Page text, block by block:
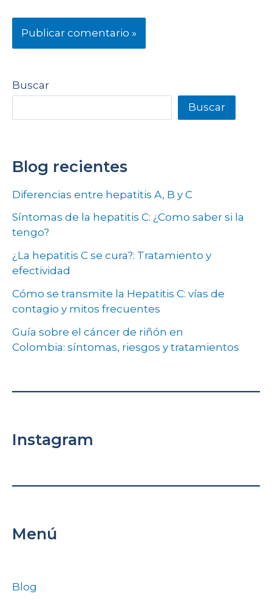
Buscar
Buscar
Blog recientes
Diferencias entre hepatitis A, B y C
Síntomas de la hepatitis C: ¿Como saber si la
tengo?
¿La hepatitis C se cura?: Tratamiento y
efectividad
Cómo se transmite la Hepatitis C: vías de
contagio y mitos frecuentes
Guía sobre el cáncer de riñón en
Colombia: síntomas, riesgos y tratamientos
Instagram
Menú
Blog